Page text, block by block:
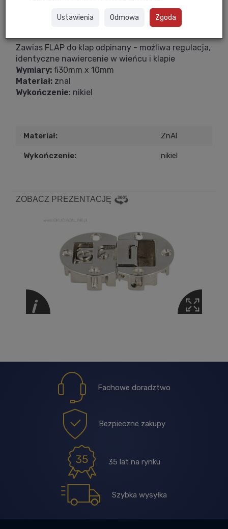
Przez 1 rok
Zwrot
Do 14 dni
Zawias FLAP do klap odpinany - możliwa regulacja,
identyczne nawiercenie w wieńcu i klapie
Wymiary: fi30mm x 10mm
Materiał: znal
Wykończenie: nikiel
Materiał: ZnAl
Wykończenie: nikiel
ZOBACZ PREZENTACJĘ
Fachowe doradztwo
Bezpieczne zakupy
35 lat na rynku
Szybka wysyłka
Ustawienia Odmowa Zgoda